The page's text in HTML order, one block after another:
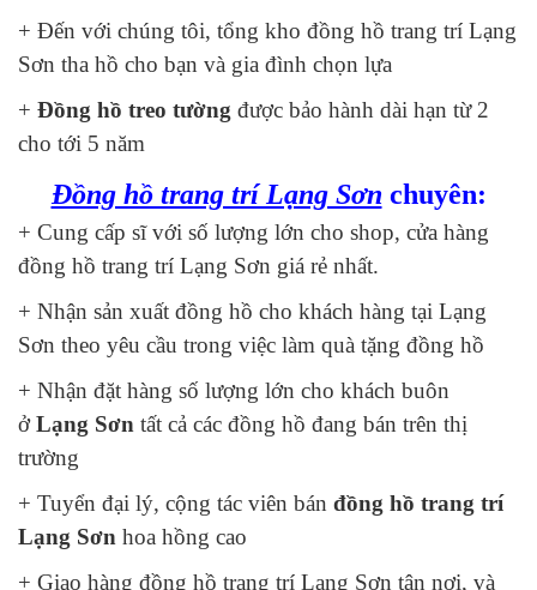
+ Đến với chúng tôi, tổng kho đồng hồ trang trí Lạng
Sơn tha hồ cho bạn và gia đình chọn lựa
+ Đồng hồ treo tường được bảo hành dài hạn từ 2
cho tới 5 năm
Đồng hồ trang trí Lạng Sơn chuyên:
+ Cung cấp sĩ với số lượng lớn cho shop, cửa hàng
đồng hồ trang trí Lạng Sơn giá rẻ nhất.
+ Nhận sản xuất đồng hồ cho khách hàng tại Lạng
Sơn theo yêu cầu trong việc làm quà tặng đồng hồ
+ Nhận đặt hàng số lượng lớn cho khách buôn
ởLạng Sơn tất cả các đồng hồ đang bán trên thị
trường
+ Tuyển đại lý, cộng tác viên bán đồng hồ trang trí
Lạng Sơn hoa hồng cao
+ Giao hàng đồng hồ trang trí Lạng Sơn tận nơi, và